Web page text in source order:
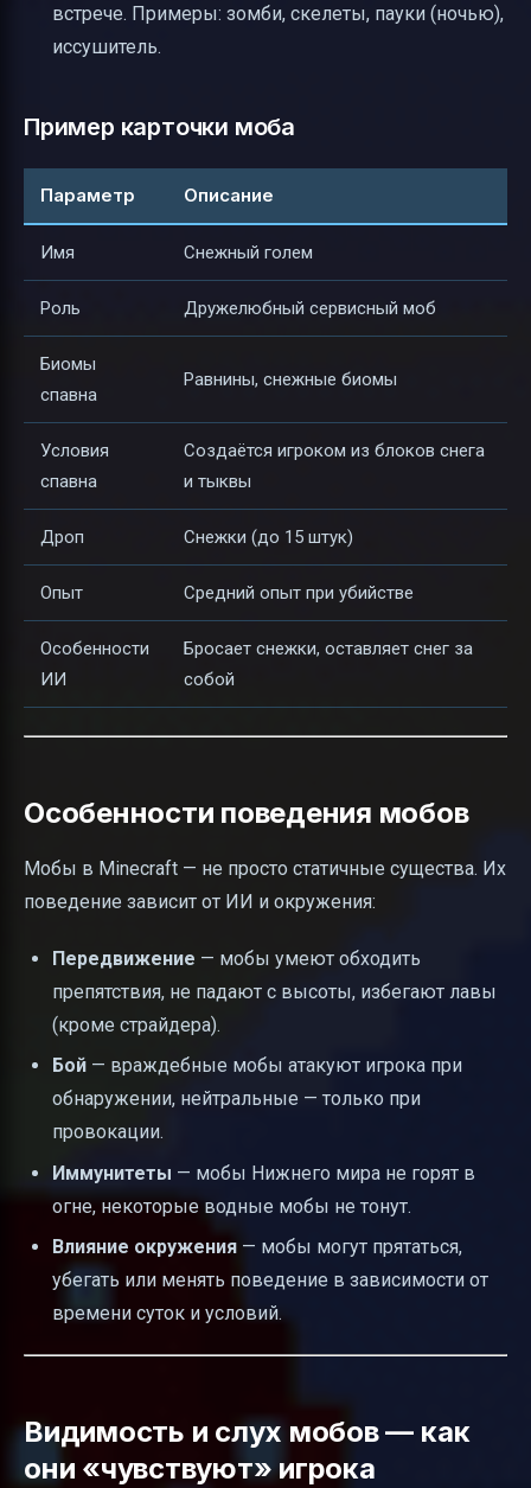
встрече. Примеры: зомби, скелеты, пауки (ночью),
иссушитель.
Пример карточки моба
Параметр Описание
Имя Снежный голем
Роль Дружелюбный сервисный моб
Биомы
спавна
Равнины, снежные биомы
Условия
спавна
Создаётся игроком из блоков снега
и тыквы
Дроп Снежки (до 15 штук)
Опыт Средний опыт при убийстве
Особенности
ИИ
Бросает снежки, оставляет снег за
собой
Особенности поведения мобов
Мобы в Minecraft — не просто статичные существа. Их
поведение зависит от ИИ и окружения:
Передвижение — мобы умеют обходить
препятствия, не падают с высоты, избегают лавы
(кроме страйдера).
Бой — враждебные мобы атакуют игрока при
обнаружении, нейтральные — только при
провокации.
Иммунитеты — мобы Нижнего мира не горят в
огне, некоторые водные мобы не тонут.
Влияние окружения — мобы могут прятаться,
убегать или менять поведение в зависимости от
времени суток и условий.
Видимость и слух мобов — как
они «чувствуют» игрока